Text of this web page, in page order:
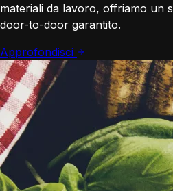
materiali da lavoro, offriamo un
door-to-door garantito.
Approfondisci